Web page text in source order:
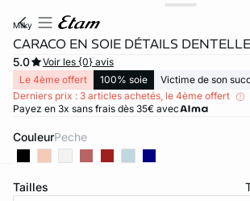
milky
CARACO EN SOIE DÉTAILS DENTELLE
5.0
Voir les {0} avis
Le 4ème offert
100% soie
Victime de son
Derniers prix : 3 articles achetés, le 4ème offert
Payez en 3x sans frais dès 35€ avec
Couleur peche
Tailles